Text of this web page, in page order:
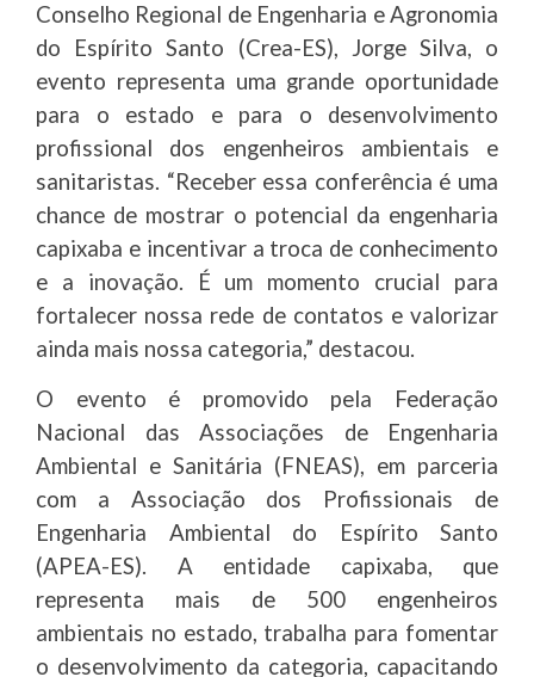
Conselho Regional de Engenharia e Agronomia
do Espírito Santo (Crea-ES), Jorge Silva, o
evento representa uma grande oportunidade
para o estado e para o desenvolvimento
profissional dos engenheiros ambientais e
sanitaristas. “Receber essa conferência é uma
chance de mostrar o potencial da engenharia
capixaba e incentivar a troca de conhecimento
e a inovação. É um momento crucial para
fortalecer nossa rede de contatos e valorizar
ainda mais nossa categoria,” destacou.
O evento é promovido pela Federação
Nacional das Associações de Engenharia
Ambiental e Sanitária (FNEAS), em parceria
com a Associação dos Profissionais de
Engenharia Ambiental do Espírito Santo
(APEA-ES). A entidade capixaba, que
representa mais de 500 engenheiros
ambientais no estado, trabalha para fomentar
o desenvolvimento da categoria, capacitando